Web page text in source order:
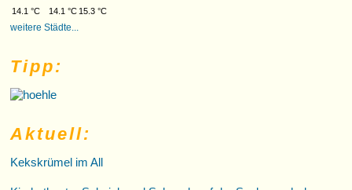
14.1 °C
14.1 °C 15.3 °C
weitere Städte...
Tipp:
Aktuell:
Kekskrümel im All